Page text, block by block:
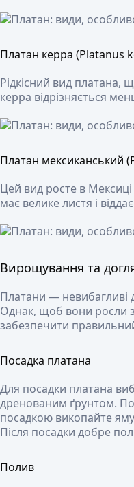
Платан керра (Platanus
Рідкісний вид платана,
керра відрізняється
Платан мексиканський
Цей вид росте в
має велике листя і
Вирощування та
Платани — невибагливі
Однак, щоб вони росли
забезпечити
Посадка платана
Для посадки платана
дренованим ґрунтом.
посадкою викопайте
Після посадки добре
Полив